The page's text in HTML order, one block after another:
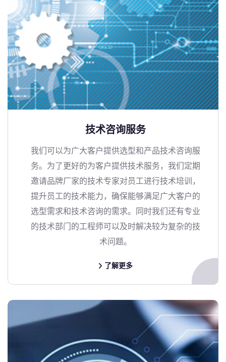
技术咨询服务
我们可以为广大客户提供选型和产品技术咨询服
务。为了更好的为客户提供技术服务，我们定期
邀请品牌厂家的技术专家对员工进行技术培训，
提升员工的技术能力，确保能够满足广大客户的
选型需求和技术咨询的需求。同时我们还有专业
的技术部门的工程师可以及时解决较为复杂的技
术问题。
了解更多